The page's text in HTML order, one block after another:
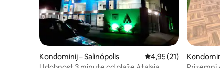
Kondominij – Salinópolis Prosječna ocjena:
4,95 (21)